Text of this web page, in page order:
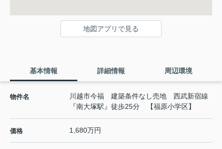
地図アプリで見る
基本情報 詳細情報 周辺環境
物件名
川越市今福 建築条件なし売地 西武新宿線
『南大塚駅』徒歩25分 【福原小学区】
価格 1,680万円